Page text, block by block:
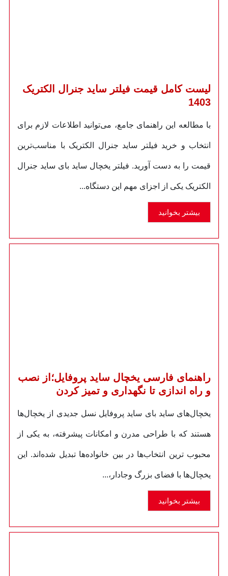
لیست کامل قیمت فیلتر ساید جنرال الکتریک
1403
با مطالعه این راهنمای جامع، می‌توانید اطلاعات لازم برای
انتخاب و خرید فیلتر ساید جنرال الکتریک با مناسب‌ترین
قیمت را به دست آورید. فیلتر یخچال ساید بای ساید جنرال
الکتریک یکی از اجزای مهم این دستگاه...
بیشتر بخوانید
راهنمای فارسی یخچال ساید پروفایل؛از نصب
و راه اندازی تا نگهداری و تمیز کردن
یخچال‌های ساید بای ساید پروفایل نسل جدیدی از یخچال‌ها
هستند که با طراحی مدرن و امکانات پیشرفته، به یکی از
محبوب ‌ترین انتخاب‌ها در بین خانواده‌ها تبدیل شده‌اند. این
یخچال‌ها با فضای بزرگ وجادار،...
بیشتر بخوانید